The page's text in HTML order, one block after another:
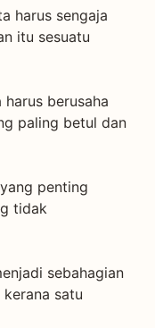
harus sengaja
itu sesuatu
berusaha
paling betul dan
penting
tidak
sebahagian
satu